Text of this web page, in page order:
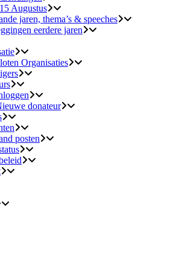
Augustus
jaren, thema’s & speeches
eerdere jaren
Organisaties
donateur
posten